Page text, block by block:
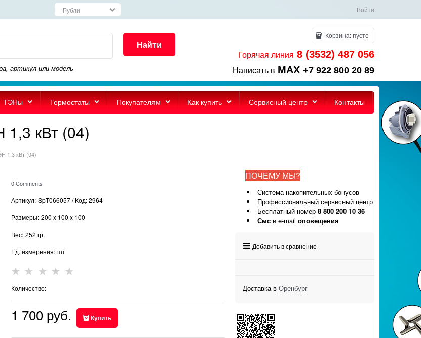
Войти
Найти
артикул или модель
Корзина:пусто
Горячая линия 8 (3532) 487 056
Написать в MAX +7 922 800 20 89
ТЭНы Термостаты Покупателям Как купить Сервисный центр Контакты
кВт (04)
1,3 кВт (04)
0 Comments
Артикул: SpT066057 / Код: 2964
Размеры: 200 x 100 x 100
Вес: 252 гр.
Ед. измерения: шт
Количество:
1 700 руб. Купить
ПОЧЕМУ МЫ?
Система накопительных бонусов
Профессиональный сервисный центр
Бесплатный номер 8 800 200 10 36
Смс и e-mail оповещения
Добавить в сравнение
Доставка в Оренбург